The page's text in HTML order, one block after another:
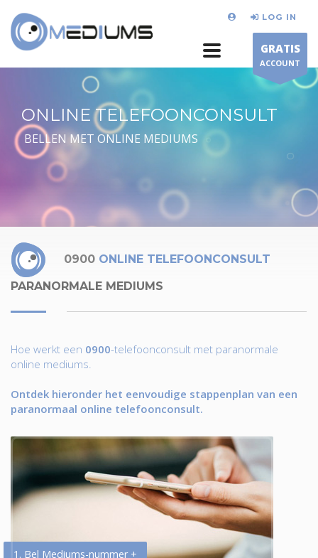
LOG IN
GRATIS
ACCOUNT
ONLINE TELEFOONCONSULT
BELLEN MET ONLINE MEDIUMS
0900 ONLINE TELEFOONCONSULT
PARANORMALE MEDIUMS
Hoe werkt een 0900-telefoonconsult met paranormale
online mediums.
Ontdek hieronder het eenvoudige stappenplan van een
paranormaal online telefoonconsult.
1. Bel Mediums-nummer +